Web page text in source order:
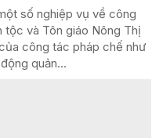
số nghiệp vụ về công
và Tôn giáo Nông Thị
công tác pháp chế như
quản...